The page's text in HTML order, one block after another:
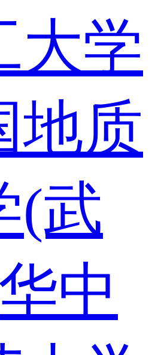
大学
地质
(武
中